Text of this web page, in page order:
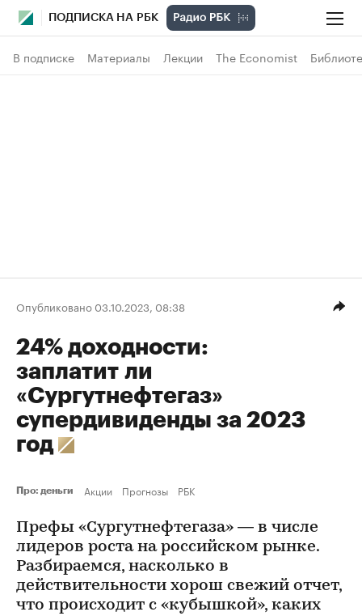
ПОДПИСКА НА РБК
В подписке Материалы Лекции The Economist
Опубликовано 03.10.2023, 08:38
24% доходности:
заплатит ли
«Сургутнефтегаз»
супердивиденды за 2023
год
Про: деньги Акции Прогнозы РБК
Префы «Сургутнефтегаза» — в числе
лидеров роста на российском рынке.
Разбираемся, насколько в
действительности хорош свежий отчет,
что происходит с «кубышкой», каких